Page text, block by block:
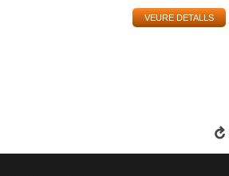
VEURE DETALLS